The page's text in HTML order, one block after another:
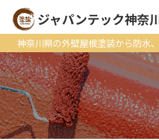
神奈川県の外壁屋根塗装から防水
ジャパンテック神奈